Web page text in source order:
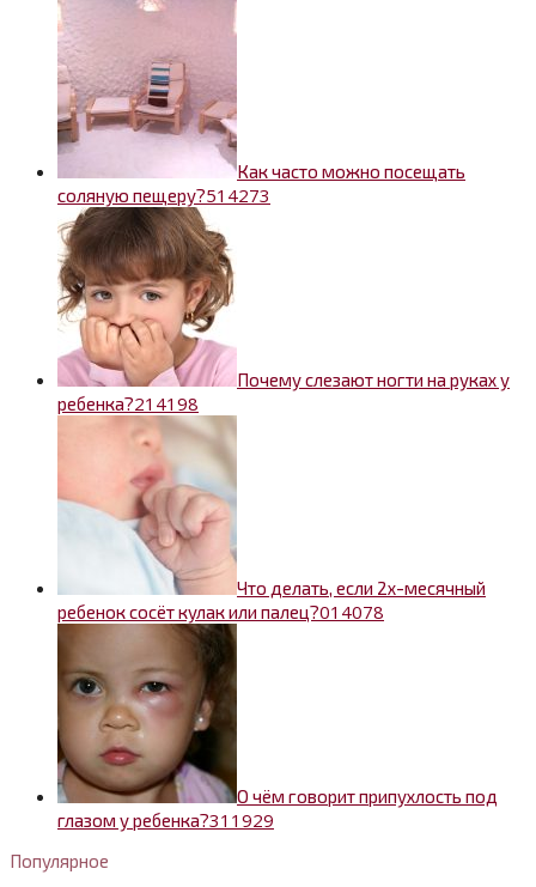
Как часто можно посещать
соляную пещеру?514273
Почему слезают ногти на руках у
ребенка?214198
Что делать, если 2х-месячный
ребенок сосёт кулак или палец?014078
О чём говорит припухлость под
глазом у ребенка?311929
Популярное